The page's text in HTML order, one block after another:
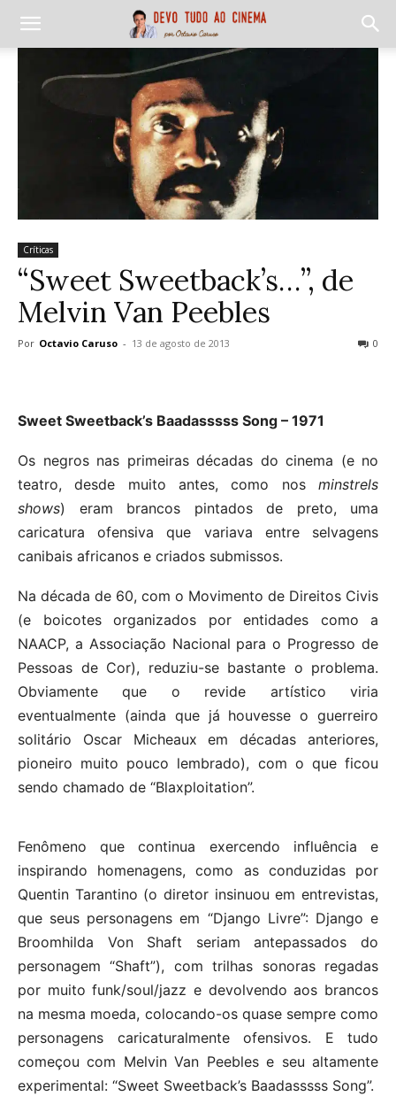
Críticas
“Sweet Sweetback’s…”, de
Melvin Van Peebles
Por Octavio Caruso - 13 de agosto de 2013 0
Sweet Sweetback’s Baadasssss Song – 1971
Os negros nas primeiras décadas do cinema (e no
teatro, desde muito antes, como nos minstrels
shows) eram brancos pintados de preto, uma
caricatura ofensiva que variava entre selvagens
canibais africanos e criados submissos.
Na década de 60, com o Movimento de Direitos Civis
(e boicotes organizados por entidades como a
NAACP, a Associação Nacional para o Progresso de
Pessoas de Cor), reduziu-se bastante o problema.
Obviamente que o revide artístico viria
eventualmente (ainda que já houvesse o guerreiro
solitário Oscar Micheaux em décadas anteriores,
pioneiro muito pouco lembrado), com o que ficou
sendo chamado de “Blaxploitation”.
Fenômeno que continua exercendo influência e
inspirando homenagens, como as conduzidas por
Quentin Tarantino (o diretor insinuou em entrevistas,
que seus personagens em “Django Livre”: Django e
Broomhilda Von Shaft seriam antepassados do
personagem “Shaft”), com trilhas sonoras regadas
por muito funk/soul/jazz e devolvendo aos brancos
na mesma moeda, colocando-os quase sempre como
personagens caricaturalmente ofensivos. E tudo
começou com Melvin Van Peebles e seu altamente
experimental: “Sweet Sweetback’s Baadasssss Song”.